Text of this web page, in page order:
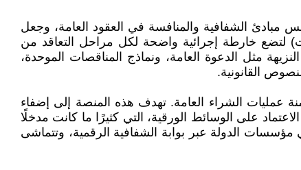
في العراق بعد عام 2003 مع قرار سلطة الائتلاف المؤقتة رقم 87 لسنة 2004، الذي أسس مبادئ الشفافية والمنافسة في العقود العامة، وجعل
تنفيذ العقود الحكومية رقم 1 لسنة 2014 (وما تلاها من تعديلات) لتضع خارطة إجرائية واضحة لكل مراحل التعاقد من
مثل الدعوة العامة، ونماذج المناقصات الموحدة،
القانونية.
نوعية في رقمنة عمليات الشراء العامة. تهدف هذه المنصة إلى إضفاء
على الوسائط الورقية، التي كثيرًا ما كانت مدخلًا
مؤسسات الدولة عبر بوابة الشفافية الرقمية، وتتماشى